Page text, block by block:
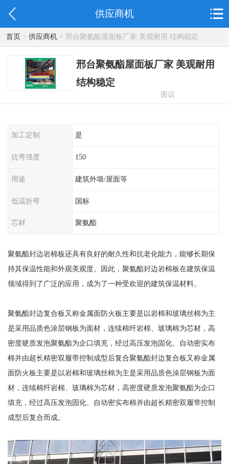
供应商机
首页> 供应商机> 邢台聚氨酯屋面板厂家 美观耐用 结构稳定
邢台聚氨酯屋面板厂家 美观耐用
结构稳定
面议
加工定制 是
抗弯强度 150
用途 建筑外墙/屋面等
低温折弯 国标
芯材 聚氨酯
聚氨酯封边岩棉板还具有良好的耐久性和抗老化能力，能够长期保
持其保温性能和外观美观度。因此，聚氨酯封边岩棉板在建筑保温
领域得到了广泛的应用，成为了一种受欢迎的建筑保温材料。
聚氨酯封边复合板又称金属面防火板主要是以岩棉和玻璃丝棉为主
是采用品质色涂层钢板为面材，连续棉纤岩棉、玻璃棉为芯材，高
密度硬质发泡聚氨酯为企口填充，经过高压发泡固化、自动密实布
棉并由超长精密双履带控制成型后复合聚氨酯封边复合板又称金属
面防火板主要是以岩棉和玻璃丝棉为主是采用品质色涂层钢板为面
材，连续棉纤岩棉、玻璃棉为芯材，高密度硬质发泡聚氨酯为企口
填充，经过高压发泡固化、自动密实布棉并由超长精密双履带控制
成型后复合而成。